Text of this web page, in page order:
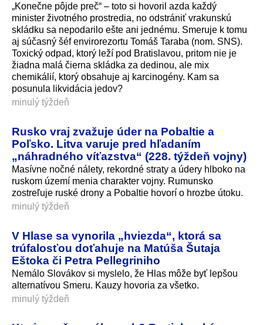
„Konečne pôjde preč“ – toto si hovoril azda každý
minister životného prostredia, no odstrániť vrakunskú
skládku sa nepodarilo ešte ani jednému. Smeruje k tomu
aj súčasný šéf envirorezortu Tomáš Taraba (nom. SNS).
Toxický odpad, ktorý leží pod Bratislavou, pritom nie je
žiadna malá čierna skládka za dedinou, ale mix
chemikálií, ktorý obsahuje aj karcinogény. Kam sa
posunula likvidácia jedov?
minulý týždeň
Rusko vraj zvažuje úder na Pobaltie a
Poľsko. Litva varuje pred hľadaním
„náhradného víťazstva“ (228. týždeň vojny)
Masívne nočné nálety, rekordné straty a údery hlboko na
ruskom území menia charakter vojny. Rumunsko
zostreľuje ruské drony a Pobaltie hovorí o hrozbe útoku.
minulý týždeň
V Hlase sa vynorila „hviezda“, ktorá sa
trúfalosťou doťahuje na Matúša Šutaja
Eštoka či Petra Pellegriniho
Nemálo Slovákov si myslelo, že Hlas môže byť lepšou
alternatívou Smeru. Kauzy hovoria za všetko.
minulý týždeň